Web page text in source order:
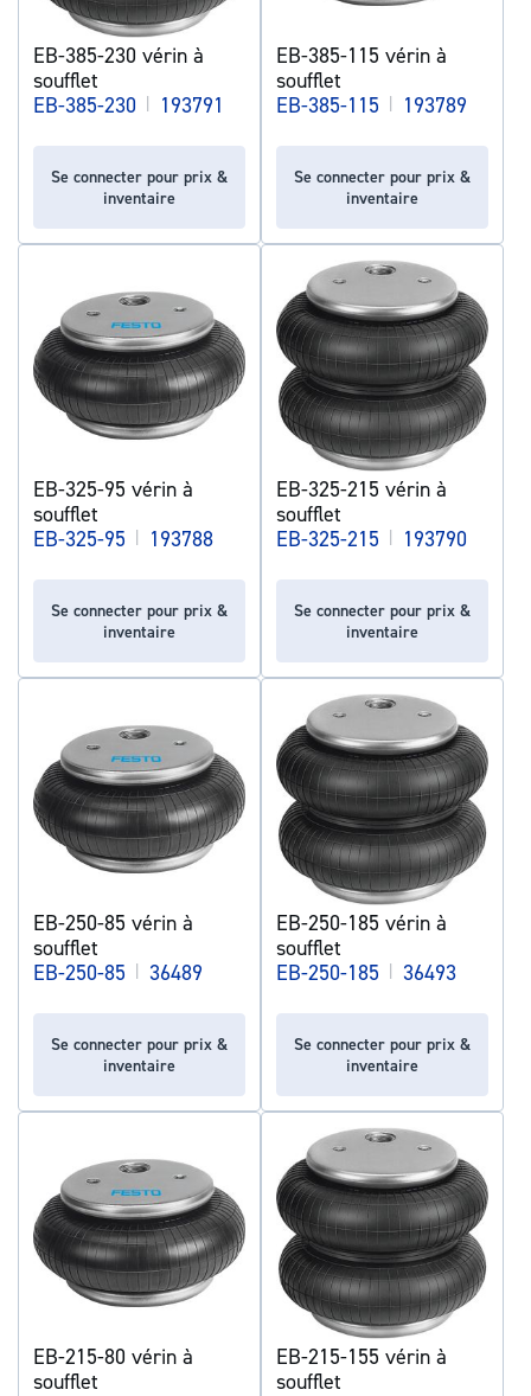
EB-385-230 vérin à
soufflet
EB-385-230 | 193791
Se connecter pour prix &
inventaire
EB-385-115 vérin à
soufflet
EB-385-115 | 193789
Se connecter pour prix &
inventaire
EB-325-95 vérin à
soufflet
EB-325-95 | 193788
Se connecter pour prix &
inventaire
EB-325-215 vérin à
soufflet
EB-325-215 | 193790
Se connecter pour prix &
inventaire
EB-250-85 vérin à
soufflet
EB-250-85 | 36489
Se connecter pour prix &
inventaire
EB-250-185 vérin à
soufflet
EB-250-185 | 36493
Se connecter pour prix &
inventaire
EB-215-80 vérin à
soufflet
EB-215-155 vérin à
soufflet